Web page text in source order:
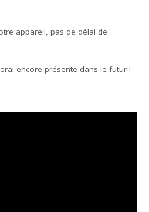
appareil, pas de délai de
encore présente dans le futur !